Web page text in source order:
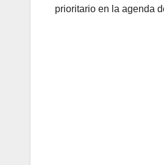
prioritario en la agenda